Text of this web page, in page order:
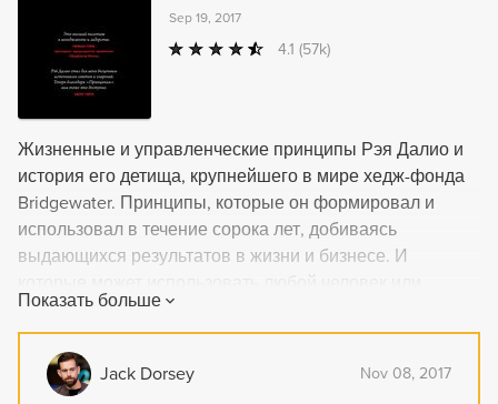
Sep 19, 2017
4.1 (57k)
Жизненные и управленческие принципы Рэя Далио и
история его детища, крупнейшего в мире хедж-фонда
Bridgewater. Принципы, которые он формировал и
использовал в течение сорока лет, добиваясь
выдающихся результатов в жизни и бизнесе. И
компания для достижения своих целей. Рэй Далио не
просто пересказывает свои принципы и свою историю
в книге, он делится размышлениями, которые за ними
стоят. Структура книги Первая часть - краткая
Показать больше
Jack Dorsey Nov 08, 2017